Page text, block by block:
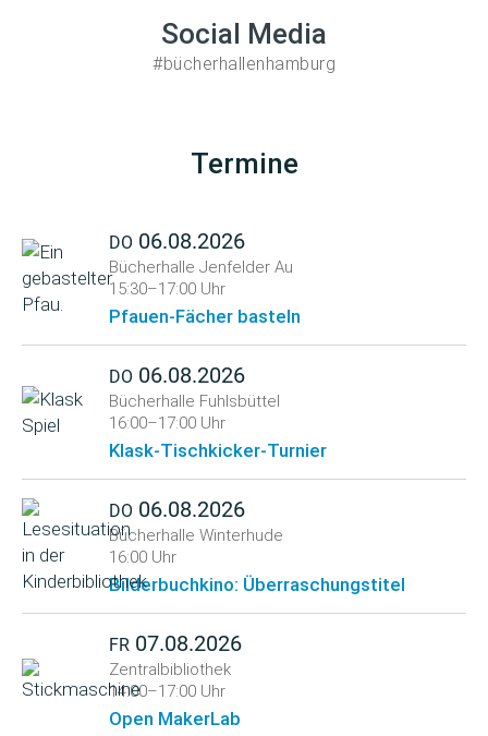
Social Media
#bücherhallenhamburg
Termine
DO 06.08.2026
Bücherhalle Jenfelder Au
15:30–17:00 Uhr
Pfauen-Fächer basteln
DO 06.08.2026
Bücherhalle Fuhlsbüttel
16:00–17:00 Uhr
Klask-Tischkicker-Turnier
DO 06.08.2026
Bücherhalle Winterhude
16:00 Uhr
Bilderbuchkino: Überraschungstitel
FR 07.08.2026
Zentralbibliothek
14:00–17:00 Uhr
Open MakerLab